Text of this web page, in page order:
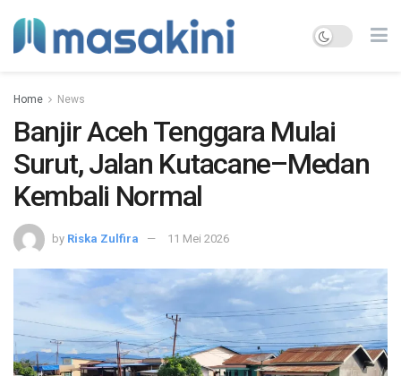
Home News
Banjir Aceh Tenggara Mulai
Surut, Jalan Kutacane–Medan
Kembali Normal
by Riska Zulfira 11 Mei 2026